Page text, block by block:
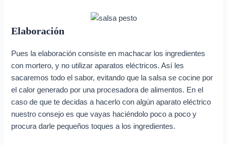
Elaboración
Pues la elaboración consiste en machacar los ingredientes
con mortero, y no utilizar aparatos eléctricos. Así les
sacaremos todo el sabor, evitando que la salsa se cocine por
el calor generado por una procesadora de alimentos. En el
caso de que te decidas a hacerlo con algún aparato eléctrico
nuestro consejo es que vayas haciéndolo poco a poco y
procura darle pequeños toques a los ingredientes.